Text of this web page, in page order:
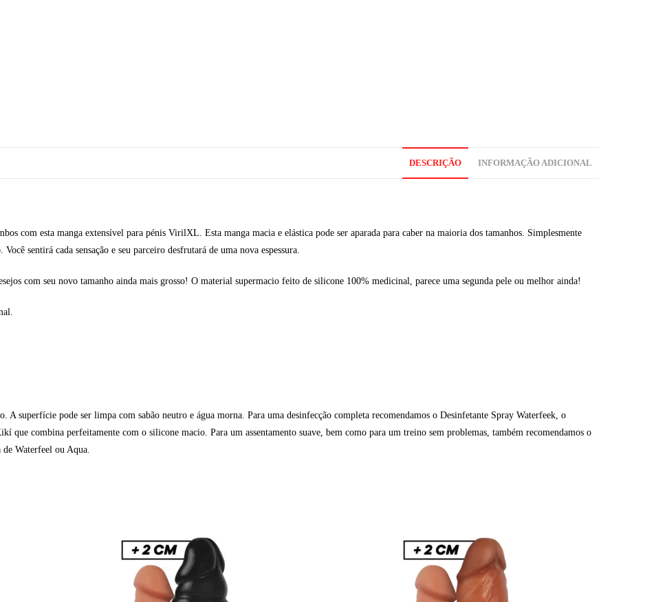
DESCRIÇÃO INFORMAÇÃO ADICIONAL
com esta manga extensível para pénis VirilXL. Esta manga macia e elástica pode ser aparada para caber na maioria dos tamanhos. Simplesmente
sentirá cada sensação e seu parceiro desfrutará de uma nova espessura.
com seu novo tamanho ainda mais grosso! O material supermacio feito de silicone 100% medicinal, parece uma segunda pele ou melhor ainda!
superfície pode ser limpa com sabão neutro e água morna. Para uma desinfecção completa recomendamos o Desinfetante Spray Waterfeek, o
combina perfeitamente com o silicone macio. Para um assentamento suave, bem como para um treino sem problemas, também recomendamos o
de Waterfeel ou Aqua.